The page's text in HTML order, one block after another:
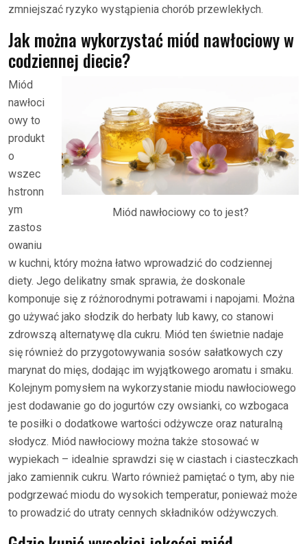
zmniejszać ryzyko wystąpienia chorób przewlekłych.
Jak można wykorzystać miód nawłociowy w
codziennej diecie?
Miód nawłociowy co to jest?
Miód
nawłoci
owy to
produkt
o
wszec
hstronn
ym
zastos
owaniu
w kuchni, który można łatwo wprowadzić do codziennej
diety. Jego delikatny smak sprawia, że doskonale
komponuje się z różnorodnymi potrawami i napojami. Można
go używać jako słodzik do herbaty lub kawy, co stanowi
zdrowszą alternatywę dla cukru. Miód ten świetnie nadaje
się również do przygotowywania sosów sałatkowych czy
marynat do mięs, dodając im wyjątkowego aromatu i smaku.
Kolejnym pomysłem na wykorzystanie miodu nawłociowego
jest dodawanie go do jogurtów czy owsianki, co wzbogaca
te posiłki o dodatkowe wartości odżywcze oraz naturalną
słodycz. Miód nawłociowy można także stosować w
wypiekach – idealnie sprawdzi się w ciastach i ciasteczkach
jako zamiennik cukru. Warto również pamiętać o tym, aby nie
podgrzewać miodu do wysokich temperatur, ponieważ może
to prowadzić do utraty cennych składników odżywczych.